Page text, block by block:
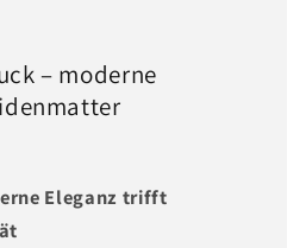
– moderne
Eleganz trifft